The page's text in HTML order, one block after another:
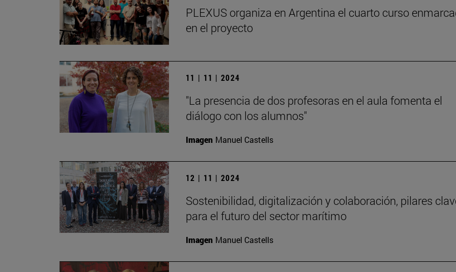
PLEXUS organiza en Argentina el cuarto curso
en el proyecto
11 | 11 | 2024
"La presencia de dos profesoras en el aula fomenta el
diálogo con los alumnos"
Imagen Manuel Castells
12 | 11 | 2024
Sostenibilidad, digitalización y colaboración, pilares
para el futuro del sector marítimo
Imagen Manuel Castells